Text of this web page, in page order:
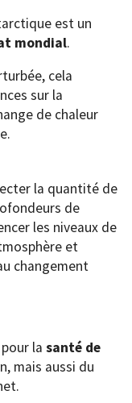
est un
mondial.
cela
sur la
de chaleur
la quantité de
de
les niveaux de
et
changement
la santé de
mais aussi du